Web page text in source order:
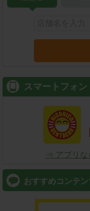
スマートフォン
⇒ アプリな
おすすめコンテン